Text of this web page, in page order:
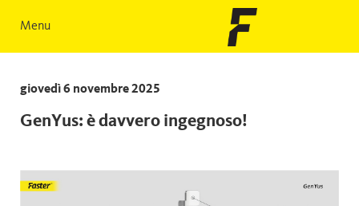
Menu
giovedì 6 novembre 2025
GenYus: è davvero ingegnoso!